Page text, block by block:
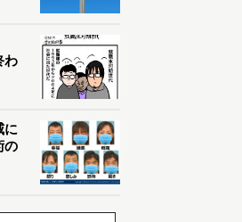
わ
に
の